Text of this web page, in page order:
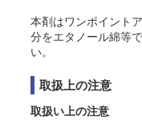
本剤はワンポイント
分をエタノール綿等
い。
取扱上の注意
取扱い上の注意